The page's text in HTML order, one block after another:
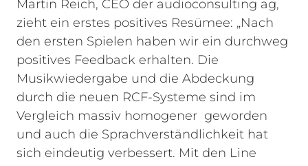
Martin Reich, CEO der audioconsulting ag,
zieht ein erstes positives Resümee: „Nach
den ersten Spielen haben wir ein durchweg
positives Feedback erhalten. Die
Musikwiedergabe und die Abdeckung
durch die neuen RCF-Systeme sind im
Vergleich massiv homogener geworden
und auch die Sprachverständlichkeit hat
sich eindeutig verbessert. Mit den Line